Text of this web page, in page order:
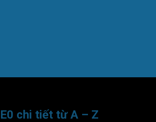
chi tiết từ A – Z